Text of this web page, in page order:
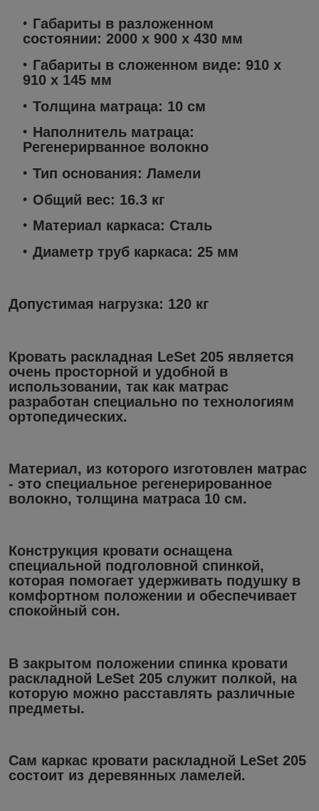
Габариты в разложенном
состоянии: 2000 х 900 х 430 мм
Габариты в сложенном виде: 910 х
910 х 145 мм
Толщина матраца: 10 см
Наполнитель матраца:
Регенерирванное волокно
Тип основания: Ламели
Общий вес: 16.3 кг
Материал каркаса: Сталь
Диаметр труб каркаса: 25 мм
Допустимая нагрузка: 120 кг
Кровать раскладная LeSet 205 является
очень просторной и удобной в
использовании, так как матрас
разработан специально по технологиям
ортопедических.
Материал, из которого изготовлен матрас
- это специальное регенерированное
волокно, толщина матраса 10 см.
Конструкция кровати оснащена
специальной подголовной спинкой,
которая помогает удерживать подушку в
комфортном положении и обеспечивает
спокойный сон.
В закрытом положении спинка кровати
раскладной LeSet 205 служит полкой, на
которую можно расставлять различные
предметы.
Сам каркас кровати раскладной LeSet 205
состоит из деревянных ламелей.